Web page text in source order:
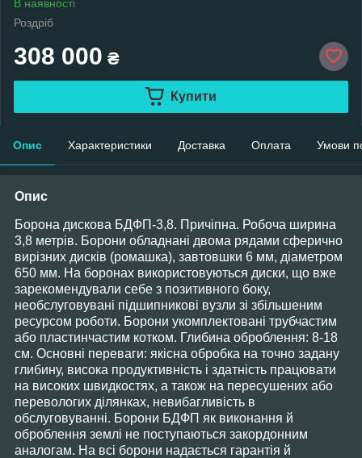
В наявності
Роздріб
308 000 ₴
Купити
Опис Характеристики Доставка Оплата Умови
Опис
Борона дискова БДФП-3,8. Причіпна. Робоча ширина
3,8 метрів. Борони обладнані двома рядами сферично
вирізних дисків (ромашка), завтовшки 6 мм, діаметром
650 мм. На боронах використовуються диски, що вже
зарекомендували себе з позитивного боку,
необслуговувані підшипникові вузли зі збільшеним
ресурсом роботи. Борони укомплектовані трубчастим
або пластинчастим котком. Глибина оброблення: 8-18
см. Основні переваги: якісна обробка на точно задану
глибину, висока продуктивність і здатність працювати
на високих швидкостях, а також на пересушених або
перевологих ділянках, невибагливість в
обслуговуванні. Борони БДФП як виконання й
оброблення землі не поступаються закордонним
аналогам. На всі борони надається гарантія й